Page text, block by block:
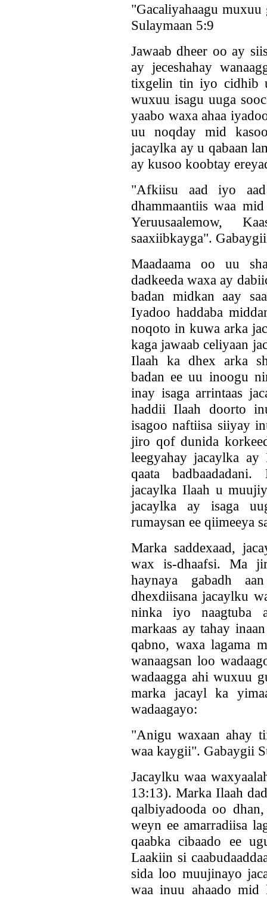
"Gacaliyahaagu
Sulaymaan 5:9
Jawaab dheer oo ay
ay jeceshahay
tixgelin tin iyo cidhib
wuxuu isagu uuga
yaabo waxa ahaa
uu noqday mid
jacaylka ay u qabaan
ay kusoo koobtay
"Afkiisu aad iyo
dhammaantiis waa
Yeruusaalemow,
saaxiibkayga".
Maadaama oo uu
dadkeeda waxa ay
badan midkan aay
Iyadoo haddaba
noqoto in kuwa arka
kaga jawaab celiyaan
Ilaah ka dhex arka
badan ee uu inoogu
inay isaga arrintaas
haddii Ilaah doorto
isagoo naftiisa siiyay
jiro qof dunida
leegyahay jacaylka
qaata
jacaylka Ilaah u
jacaylka ay isaga
rumaysan ee qiimeeya
Marka saddexaad,
wax is-dhaafsi. Ma
haynaya gabadh
dhexdiisana jacaylku
ninka iyo naagtuba
markaas ay tahay
qabno, waxa lagama
wanaagsan loo
wadaagga ahi wuxuu
marka jacayl ka
wadaagayo:
"Anigu waxaan ahay
waa kaygii". Gabaygii
Jacaylku waa
13:13). Marka Ilaah
qalbiyadooda oo
weyn ee amarradiisa
qaabka cibaado ee
Laakiin si
sida loo muujinayo
waa inuu ahaado mid